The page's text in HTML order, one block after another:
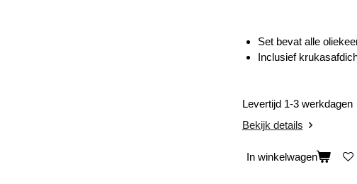
Set bevat alle
Inclusief
Levertijd 1-3 werkdagen
Bekijk details
In winkelwagen